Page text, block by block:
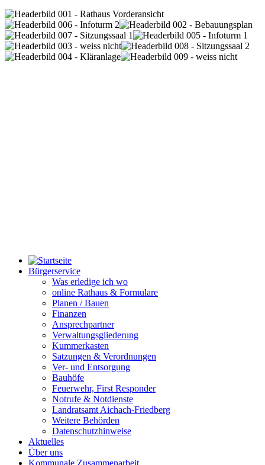
Bürgerservice
Was erledige ich wo
online Rathaus & Formulare
Planen / Bauen
Finanzen
Ansprechpartner
Verwaltungsgliederung
Kummerkasten
Satzungen & Verordnungen
Ver- und Entsorgung
Bauhöfe
Feuerwehr, First Responder
Notrufe & Notdienste
Landratsamt Aichach-Friedberg
Weitere Behörden
Datenschutzhinweise
Aktuelles
Über uns
Kommunale Zusammenarbeit